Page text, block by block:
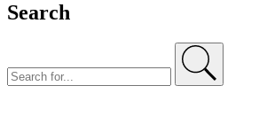
Search